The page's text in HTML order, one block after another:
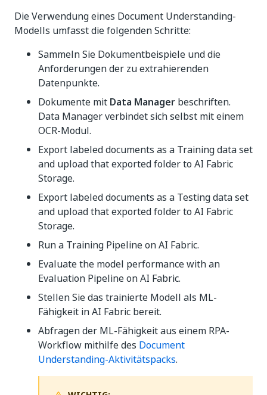
Die Verwendung eines Document Understanding-
Modells umfasst die folgenden Schritte:
Sammeln Sie Dokumentbeispiele und die
Anforderungen der zu extrahierenden
Datenpunkte.
Dokumente mit Data Manager beschriften.
Data Manager verbindet sich selbst mit einem
OCR-Modul.
Export labeled documents as a Training data set
and upload that exported folder to AI Fabric
Storage.
Export labeled documents as a Testing data set
and upload that exported folder to AI Fabric
Storage.
Run a Training Pipeline on AI Fabric.
Evaluate the model performance with an
Evaluation Pipeline on AI Fabric.
Stellen Sie das trainierte Modell als ML-
Fähigkeit in AI Fabric bereit.
Abfragen der ML-Fähigkeit aus einem RPA-
Workflow mithilfe des Document
Understanding-Aktivitätspacks.